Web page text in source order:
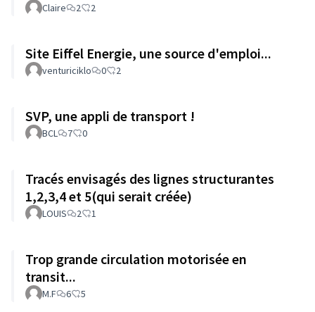
Claire 2 2
Site Eiffel Energie, une source d'emploi...
venturiciklo 0 2
SVP, une appli de transport !
BCL 7 0
Tracés envisagés des lignes structurantes
1,2,3,4 et 5(qui serait créée)
LOUIS 2 1
Trop grande circulation motorisée en
transit...
M.F 6 5